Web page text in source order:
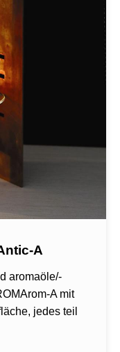
A
aromaöle/-
A mit
jedes teil